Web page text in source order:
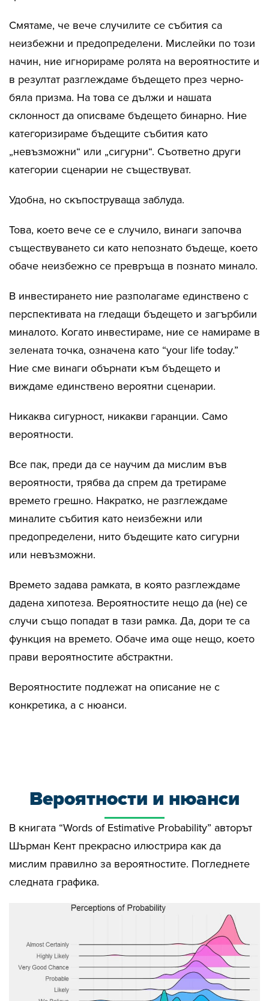
Смятаме, че вече случилите се събития са
неизбежни и предопределени. Мислейки по този
начин, ние игнорираме ролята на вероятностите и
в резултат разглеждаме бъдещето през черно-
бяла призма. На това се дължи и нашата
склонност да описваме бъдещето бинарно. Ние
категоризираме бъдещите събития като
„невъзможни“ или „сигурни“. Съответно други
категории сценарии не съществуват.
Удобна, но скъпоструваща заблуда.
Това, което вече се е случило, винаги започва
съществуването си като непознато бъдеще, което
обаче неизбежно се превръща в познато минало.
В инвестирането ние разполагаме единствено с
перспективата на гледащи бъдещето и загърбили
миналото. Когато инвестираме, ние се намираме в
зелената точка, означена като “your life today.”
Ние сме винаги обърнати към бъдещето и
виждаме единствено вероятни сценарии.
Никаква сигурност, никакви гаранции. Само
вероятности.
Все пак, преди да се научим да мислим във
вероятности, трябва да спрем да третираме
времето грешно. Накратко, не разглеждаме
миналите събития като неизбежни или
предопределени, нито бъдещите като сигурни
или невъзможни.
Времето задава рамката, в която разглеждаме
дадена хипотеза. Вероятностите нещо да (не) се
случи също попадат в тази рамка. Да, дори те са
функция на времето. Обаче има още нещо, което
прави вероятностите абстрактни.
Вероятностите подлежат на описание не с
конкретика, а с нюанси.
Вероятности и нюанси
В книгата “Words of Estimative Probability” авторът
Шърман Кент прекрасно илюстрира как да
мислим правилно за вероятностите. Погледнете
следната графика.